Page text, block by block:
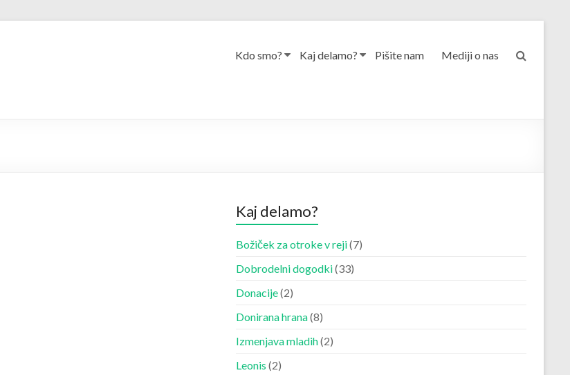
Kdo smo? Kaj delamo? Pišite nam Mediji o nas
Kaj delamo?
Božiček za otroke v reji(7)
Dobrodelni dogodki(33)
Donacije(2)
Donirana hrana(8)
Izmenjava mladih(2)
Leonis (2)